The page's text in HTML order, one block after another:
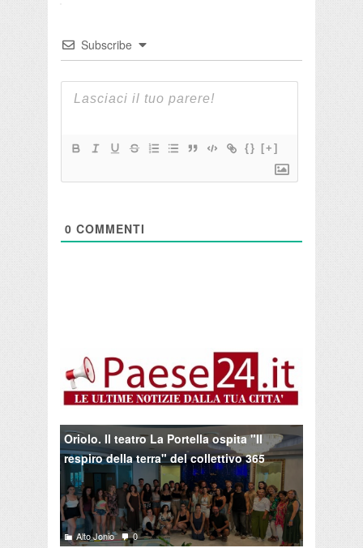
Subscribe
{} [+]
0 COMMENTI
Oriolo. Il teatro La Portella ospita "Il
respiro della terra" del collettivo 365
Alto Jonio 0